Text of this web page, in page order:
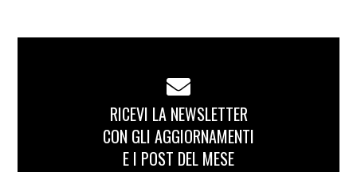
RICEVI LA NEWSLETTER
CON GLI AGGIORNAMENTI
E I POST DEL MESE